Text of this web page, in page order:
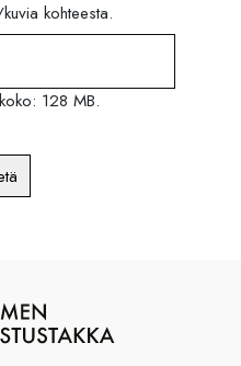
kohteesta.
128 MB.